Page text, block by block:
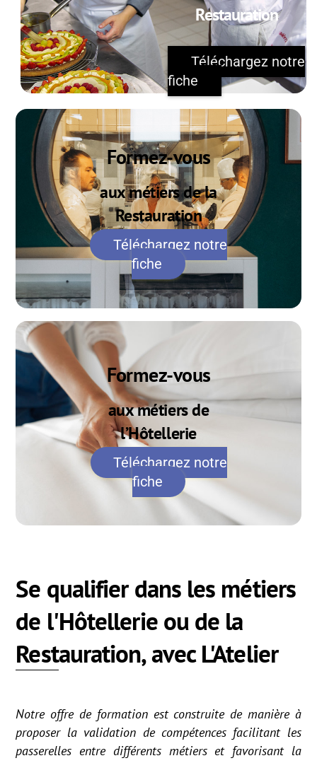
Restauration
Téléchargez notre
fiche
Formez-vous
aux métiers de la
Restauration
Téléchargez notre
fiche
Formez-vous
aux métiers de
l’Hôtellerie
Téléchargez notre
fiche
Se qualifier dans les métiers
de l'Hôtellerie ou de la
Restauration, avec L'Atelier
Notre offre de formation est construite de manière à
proposer la validation de compétences facilitant les
passerelles entre différents métiers et favorisant la